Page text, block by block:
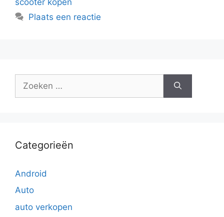
Plaats een reactie
naar:
Categorieën
Android
Auto
auto verkopen